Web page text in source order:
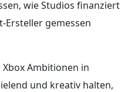
wie Studios finanziert
Ersteller gemessen
Ambitionen in
und kreativ halten,